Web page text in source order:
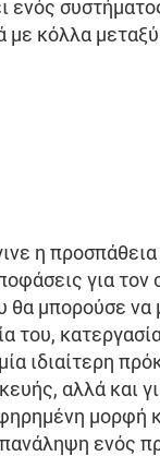
ενός
με κόλλα
η
για τον
μπορούσε να
του,
ιδιαίτερη
αλλά και
μορφή
ενός